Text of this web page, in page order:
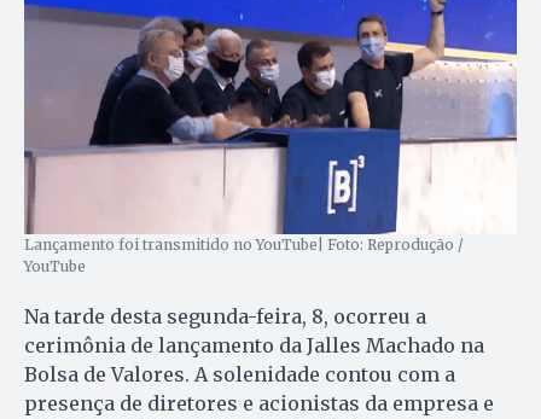
Lançamento foi transmitido no YouTube| Foto: Reprodução /
YouTube
Na tarde desta segunda-feira, 8, ocorreu a
cerimônia de lançamento da Jalles Machado na
Bolsa de Valores. A solenidade contou com a
presença de diretores e acionistas da empresa e